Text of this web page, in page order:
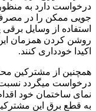
درخواست دارد به
جویی ممکن را در
استفاده از وسایل
روشن کردن همزمان
اکیدا خودداری کنند.
همچنین از مشترکین
درخواست میگردد
نمای ساختمان خود
به قطع برق این